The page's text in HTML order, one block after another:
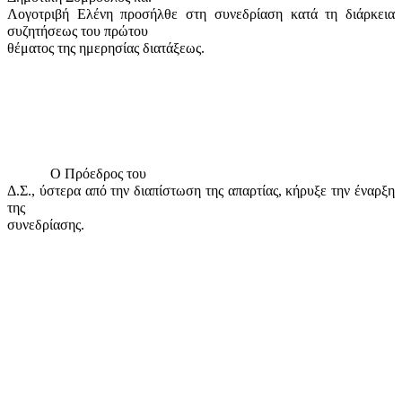
Λογοτριβή Ελένη προσήλθε στη συνεδρίαση κατά τη διάρκεια
συζητήσεως του πρώτου
θέματος της ημερησίας διατάξεως.
Ο Πρόεδρος του
Δ.Σ., ύστερα από την διαπίστωση της απαρτίας, κήρυξε την έναρξη
της
συνεδρίασης.